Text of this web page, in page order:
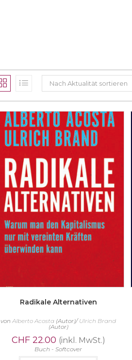
Nach Aktualität sortieren
Radikale Alternativen
vonAlberto Acosta (Autor)/Ulrich Brand
(Autor)
CHF22.00 (inkl. MwSt.)
Buch - Softcover